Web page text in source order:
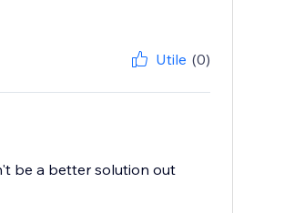
Utile (0)
be a better solution out